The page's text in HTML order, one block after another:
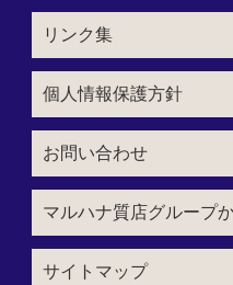
リンク集
個人情報保護方針
お問い合わせ
マルハナ質店グループ
サイトマップ